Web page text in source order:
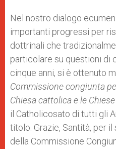
Nel nostro dialogo
importanti progressi per
dottrinali che
particolare su questioni di
cinque anni, si è ottenuto
Commissione congiunta
Chiesa cattolica e le
il Catholicosato di tutti gli
titolo. Grazie, Santità, per
della Commissione